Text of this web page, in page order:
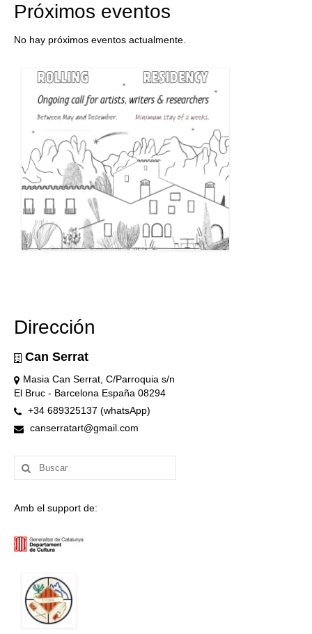
Próximos eventos
No hay próximos eventos actualmente.
Dirección
Can Serrat
Masia Can Serrat, C/Parroquia s/n
El Bruc - Barcelona España 08294
+34 689325137 (whatsApp)
canserratart@gmail.com
Buscar
por:
Amb el support de: